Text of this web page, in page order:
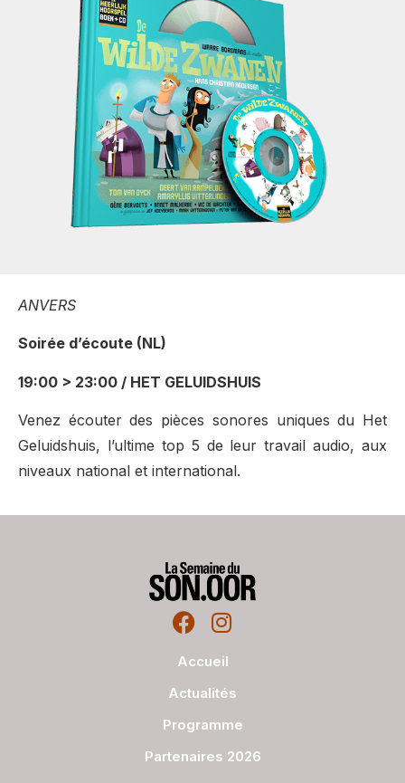
ANVERS
Soirée d’écoute (NL)
19:00 > 23:00 / HET GELUIDSHUIS
Venez écouter des pièces sonores uniques du Het
Geluidshuis, l’ultime top 5 de leur travail audio, aux
niveaux national et international.
Accueil
Actualités
Programme
Partenaires 2026